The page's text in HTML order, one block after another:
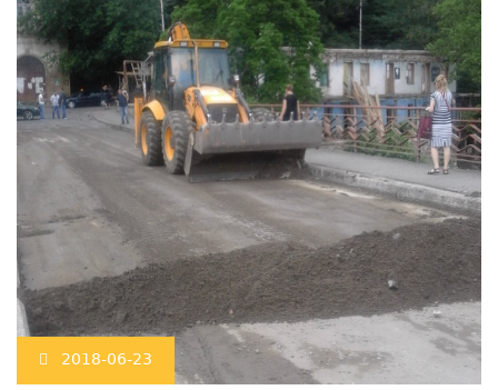
2018-06-23